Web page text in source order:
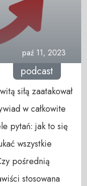
paź 11, 2023
podcast
siłą zaatakował
w całkowite
pytań: jak to się
wszystkie
pośrednią
stosowana